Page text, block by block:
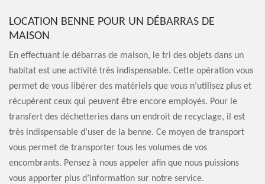
LOCATION BENNE POUR UN DÉBARRAS DE
MAISON
En effectuant le débarras de maison, le tri des objets dans un
habitat est une activité très indispensable. Cette opération vous
permet de vous libérer des matériels que vous n’utilisez plus et
récupèrent ceux qui peuvent être encore employés. Pour le
transfert des déchetteries dans un endroit de recyclage, il est
très indispensable d’user de la benne. Ce moyen de transport
vous permet de transporter tous les volumes de vos
encombrants. Pensez à nous appeler afin que nous puissions
vous apporter plus d’information sur notre service.